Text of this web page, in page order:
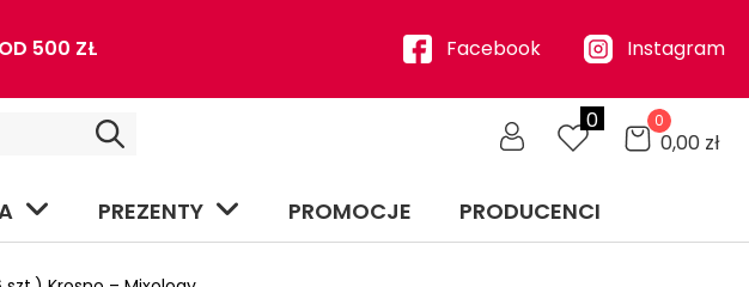
500 ZŁ Facebook Instagram
0 0
0,00 zł
PREZENTY PROMOCJE PRODUCENCI